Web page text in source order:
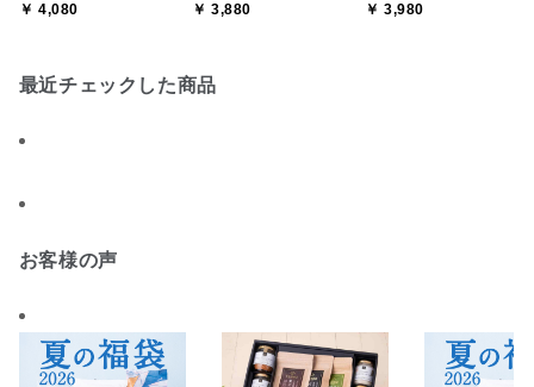
実施中】【のし・ラッピ
￥ 4,080
料込/沖縄県送料別途】
￥ 3,880
ライン限定】
￥ 3,980
最近チェックした商品
お客様の声